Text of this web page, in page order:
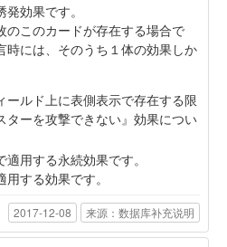
効果です。
のこのカードが存在する場合で
時には、そのうち１体の効果しか
ールド上に表側表示で存在する限
ターを攻撃できない』効果につい
用する永続効果です。
する効果です。
2017-12-08 来源：数据库补充说明